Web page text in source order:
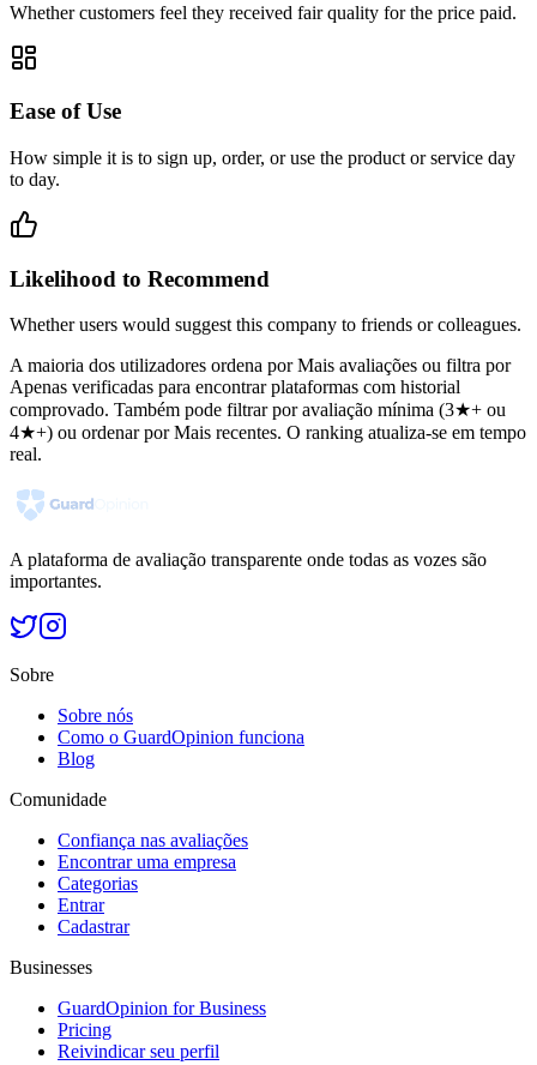
Whether customers feel they received fair quality for the price paid.
Ease of Use
How simple it is to sign up, order, or use the product or service day
to day.
Likelihood to Recommend
Whether users would suggest this company to friends or colleagues.
A maioria dos utilizadores ordena por Mais avaliações ou filtra por
Apenas verificadas para encontrar plataformas com historial
comprovado. Também pode filtrar por avaliação mínima (3★+ ou
4★+) ou ordenar por Mais recentes. O ranking atualiza-se em tempo
real.
A plataforma de avaliação transparente onde todas as vozes são
importantes.
Sobre
Sobre nós
Como o GuardOpinion funciona
Blog
Comunidade
Confiança nas avaliações
Encontrar uma empresa
Categorias
Entrar
Cadastrar
Businesses
GuardOpinion for Business
Pricing
Reivindicar seu perfil